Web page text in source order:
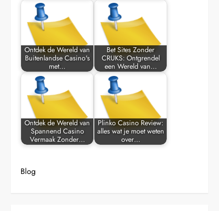
Ontdek de Wereld van
Buitenlandse Casino's
met…
Bet Sites Zonder
CRUKS: Ontgrendel
een Wereld van…
Ontdek de Wereld van
Spannend Casino
Vermaak Zonder…
Plinko Casino Review:
alles wat je moet weten
over…
Blog